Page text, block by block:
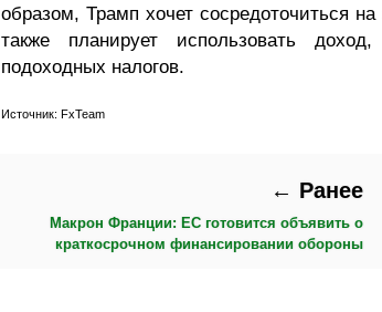
образом, Трамп хочет сосредоточиться
также планирует использовать
подоходных налогов.
Источник: FxTeam
← Ранее
Макрон Франции: ЕС готовится объявить о
краткосрочном финансировании обороны